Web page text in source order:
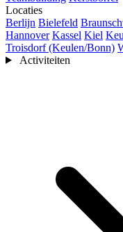
Locaties
Berlijn Bielefeld
Hannover Kassel Kiel
Troisdorf (Keulen/Bonn)
Activiteiten